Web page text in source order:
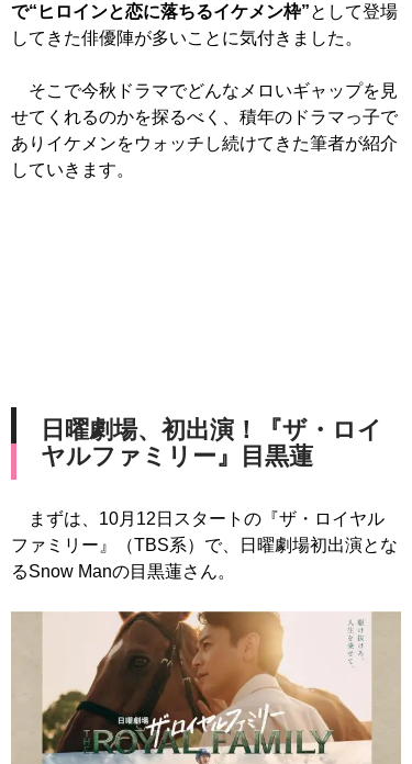
で“ヒロインと恋に落ちるイケメン枠”として登場
してきた俳優陣が多いことに気付きました。
そこで今秋ドラマでどんなメロいギャップを見
せてくれるのかを探るべく、積年のドラマっ子で
ありイケメンをウォッチし続けてきた筆者が紹介
していきます。
日曜劇場、初出演！『ザ・ロイ
ヤルファミリー』目黒蓮
まずは、10月12日スタートの『ザ・ロイヤル
ファミリー』（TBS系）で、日曜劇場初出演とな
るSnow Manの目黒蓮さん。